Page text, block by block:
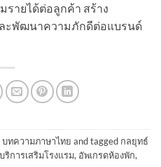
ายได้ต่อลูกค้า สร้าง
ะพัฒนาความภักดีต่อแบรนด์
บทความภาษาไทย and tagged กลยุทธ์
บริการเสริมโรงแรม, อัพเกรดห้องพัก,